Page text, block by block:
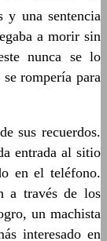
y una sentencia
a morir sin
nunca se lo
rompería para
sus recuerdos.
entrada al sitio
en el teléfono.
a través de los
un machista
interesado en